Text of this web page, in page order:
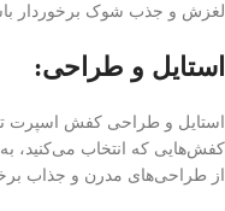
لغزش و جذب شوک برخوردار
استایل و طراحی:
استایل و طراحی کفش اسپرت
کفش‌هایی که انتخاب می‌کنید،
از طراحی‌های مدرن و جذاب